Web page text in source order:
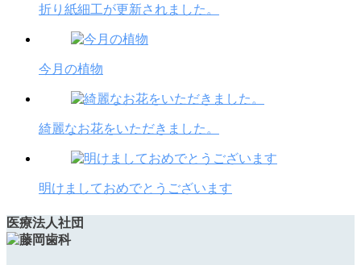
折り紙細工が更新されました。
今月の植物
綺麗なお花をいただきました。
明けましておめでとうございます
医療法人社団